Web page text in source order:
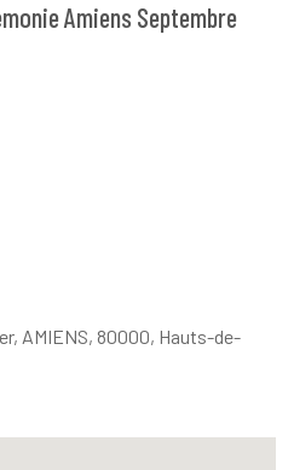
Amiens Septembre
AMIENS, 80000, Hauts-de-